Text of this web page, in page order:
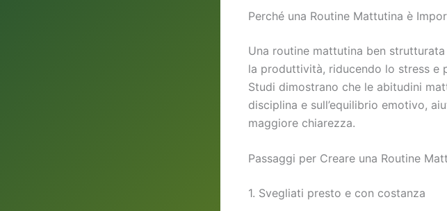
Perché una Routine Mattutina è
Una routine mattutina ben
la produttività, riducendo lo stress e
Studi dimostrano che le abitudini
disciplina e sull’equilibrio emotivo,
maggiore chiarezza.
Passaggi per Creare una Routine
1. Svegliati presto e con costanza